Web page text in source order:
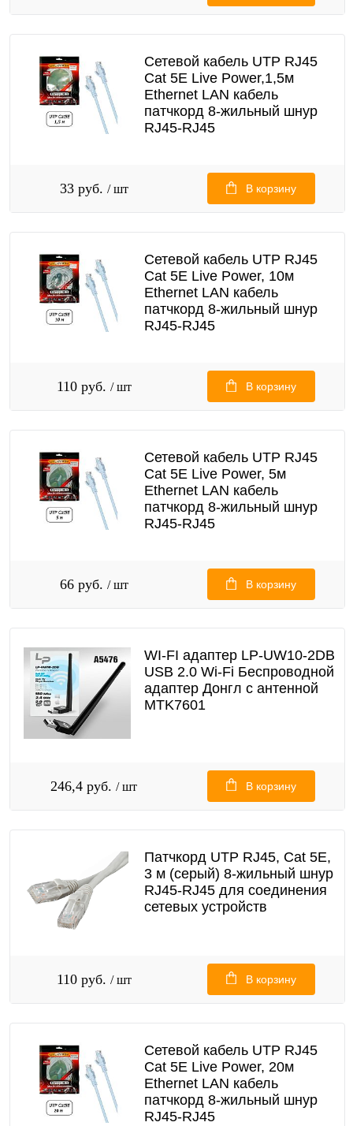
Сетевой кабель UTP RJ45
Cat 5E Live Power,1,5м
Ethernet LAN кабель
патчкорд 8-жильный шнур
RJ45-RJ45
33 руб. / шт В корзину
Сетевой кабель UTP RJ45
Cat 5E Live Power, 10м
Ethernet LAN кабель
патчкорд 8-жильный шнур
RJ45-RJ45
110 руб. / шт В корзину
Сетевой кабель UTP RJ45
Cat 5E Live Power, 5м
Ethernet LAN кабель
патчкорд 8-жильный шнур
RJ45-RJ45
66 руб. / шт В корзину
WI-FI адаптер LP-UW10-2DB
USB 2.0 Wi-Fi Беспроводной
адаптер Донгл с антенной
MTK7601
246,4 руб. / шт В корзину
Патчкорд UTP RJ45, Cat 5E,
3 м (серый) 8-жильный шнур
RJ45-RJ45 для соединения
сетевых устройств
110 руб. / шт В корзину
Сетевой кабель UTP RJ45
Cat 5E Live Power, 20м
Ethernet LAN кабель
патчкорд 8-жильный шнур
RJ45-RJ45